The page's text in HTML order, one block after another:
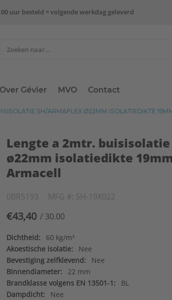
uur besteld = volgende werkdag geleverd
Over Gévier MVO Contact
SH/ARMAFLEX Ø22MM ISOLATIEDIKTE
Lengte a 2mtr. buisisolatie
ø22mm isolatiedikte 19mm
Armacell
0BR5193 MFG #: SH-19X022
€43,40 / 30.00
Dichtheid:
60 kg/m³
Akoestische isolatie:
Nee
Bevestiging zelfklevend:
Nee
Binnendiameter:
22 mm
Brandklasse volgens EN 13501-1:
BL
Dampdicht:
Nee